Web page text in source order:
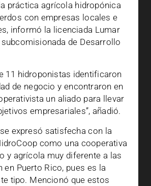
práctica agrícola hidropónica
con empresas locales e
informó la licenciada Lumar
de Desarrollo
11 hidroponistas identificaron
de negocio y encontraron en
un aliado para llevar
empresariales”, añadió.
expresó satisfecha con la
como una cooperativa
y agrícola muy diferente a las
en Puerto Rico, pues es la
tipo. Mencionó que estos